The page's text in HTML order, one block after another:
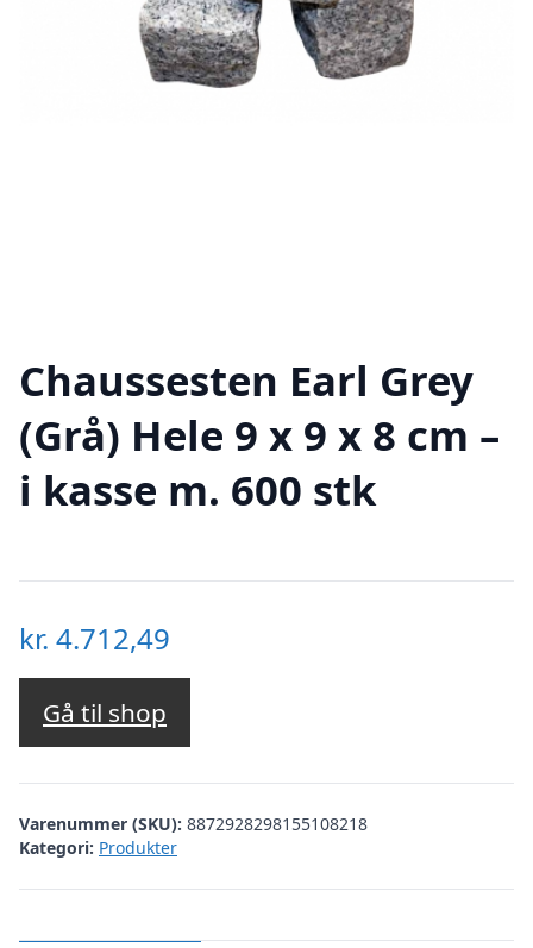
Chaussesten Earl Grey
(Grå) Hele 9 x 9 x 8 cm –
i kasse m. 600 stk
kr. 4.712,49
Gå til shop
Varenummer (SKU): 8872928298155108218
Kategori: Produkter